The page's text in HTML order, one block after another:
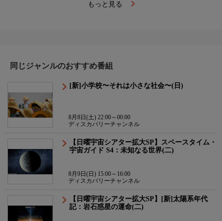
もっと見る
同じジャンルのおすすめ番組
[新]小学校〜それは小さな社会〜(日)
8月8日(土) 22:00～00:00
ディスカバリーチャンネル
【日曜宇宙シアター拡大SP】スペースタイム・
宇宙ガイド S4：未知なる世界(二)
8月9日(日) 15:00～16:00
ディスカバリーチャンネル
【日曜宇宙シアター拡大SP】[新]太陽系年代
記：岩石惑星の運命(二)